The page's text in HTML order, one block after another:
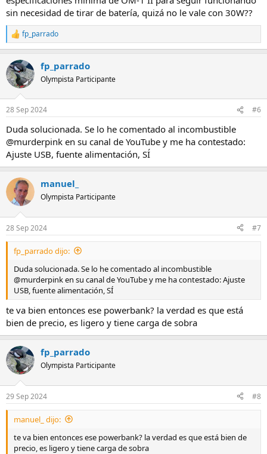
sin necesidad de tirar de batería, quizá no le vale con 30W??
R
e
c
c
i
e
:
fp_parrado
fp_parrado
Olympista Participante
28 Sep 2024 #6
Duda solucionada. Se lo he comentado al incombustible
@murderpink en su canal de YouTube y me ha contestado:
Ajuste USB, fuente alimentación, SÍ
manuel_
Olympista Participante
28 Sep 2024 #7
fp_parrado dijo:
Duda solucionada. Se lo he comentado al incombustible
@murderpink en su canal de YouTube y me ha contestado: Ajuste
USB, fuente alimentación, SÍ
te va bien entonces ese powerbank? la verdad es que está
bien de precio, es ligero y tiene carga de sobra
fp_parrado
Olympista Participante
29 Sep 2024 #8
manuel_ dijo:
te va bien entonces ese powerbank? la verdad es que está bien de
precio, es ligero y tiene carga de sobra